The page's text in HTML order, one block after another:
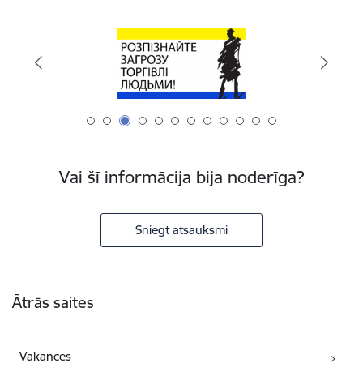
Vai šī informācija bija noderīga?
Sniegt atsauksmi
Ātrās saites
Vakances